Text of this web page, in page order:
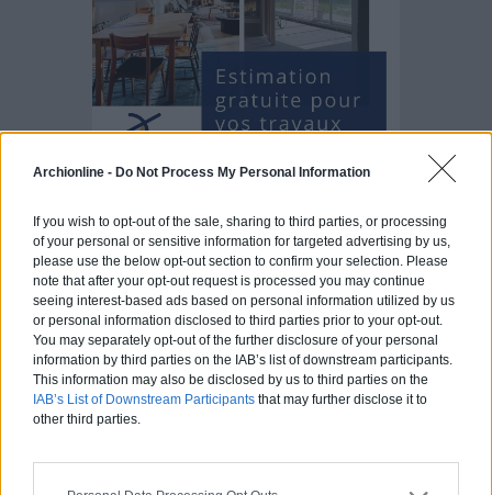
Archionline - Do Not Process My Personal Information
If you wish to opt-out of the sale, sharing to third parties, or processing
of your personal or sensitive information for targeted advertising by us,
please use the below opt-out section to confirm your selection. Please
note that after your opt-out request is processed you may continue
seeing interest-based ads based on personal information utilized by us
or personal information disclosed to third parties prior to your opt-out.
You may separately opt-out of the further disclosure of your personal
information by third parties on the IAB’s list of downstream participants.
This information may also be disclosed by us to third parties on the
IAB’s List of Downstream Participants that may further disclose it to
other third parties.
Articles récents
Jardin devant la maison : Top 5
des conseils d’aménagement
Comment choisir un claustra pour
son extérieur ?
Comment aménager l’entrée